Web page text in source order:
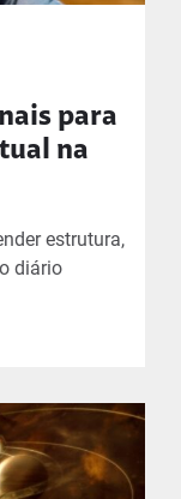
para
na
estrutura,
diário